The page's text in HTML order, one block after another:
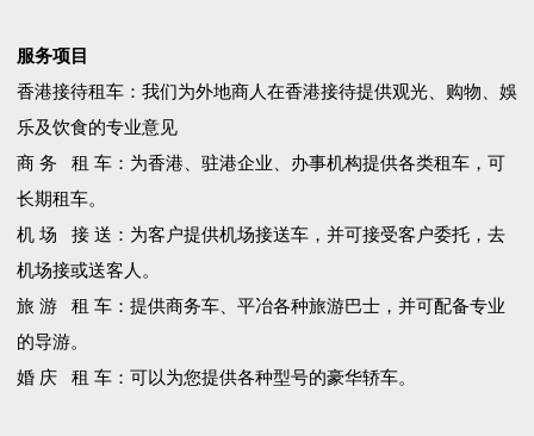
服务项目
香港接待租车：我们为外地商人在香港接待提供观光、购物、娛
乐及饮食的专业意见
商 务 租 车：为香港、驻港企业、办事机构提供各类租车，可
长期租车。
机 场 接 送：为客户提供机场接送车，并可接受客户委托，去
机场接或送客人。
旅 游 租 车：提供商务车、平冶各种旅游巴士，并可配备专业
的导游。
婚 庆 租 车：可以为您提供各种型号的豪华轿车。